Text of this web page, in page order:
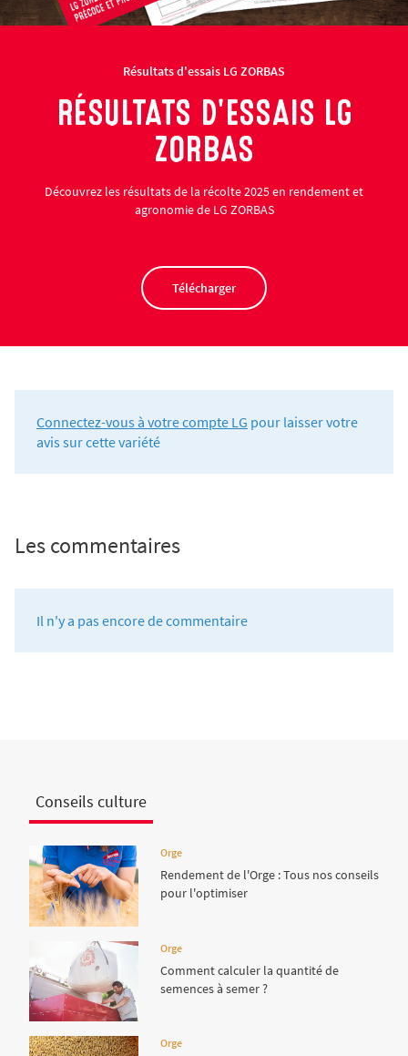
Résultats d'essais LG ZORBAS
RÉSULTATS D'ESSAIS LG
ZORBAS
Découvrez les résultats de la récolte 2025 en rendement et
agronomie de LG ZORBAS
Télécharger
Connectez-vous à votre compte LG pour laisser votre
avis sur cette variété
Les commentaires
Il n'y a pas encore de commentaire
Conseils culture
Orge
Rendement de l'Orge : Tous nos conseils
pour l'optimiser
Orge
Comment calculer la quantité de
semences à semer ?
Orge